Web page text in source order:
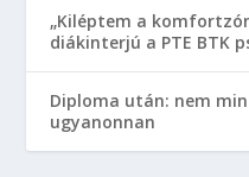
„Kiléptem a
diákinterjú a PTE BTK
Diploma után: nem
ugyanonnan